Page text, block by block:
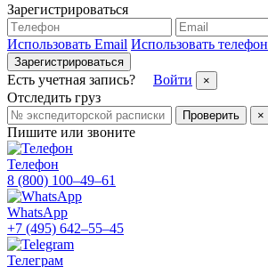
Зарегистрироваться
Использовать Email Использовать телефон
Зарегистрироваться
Есть учетная запись? Войти ×
Отследить груз
Проверить ×
Пишите или звоните
Телефон
8 (800) 100–49–61
WhatsApp
+7 (495) 642–55–45
Телеграм